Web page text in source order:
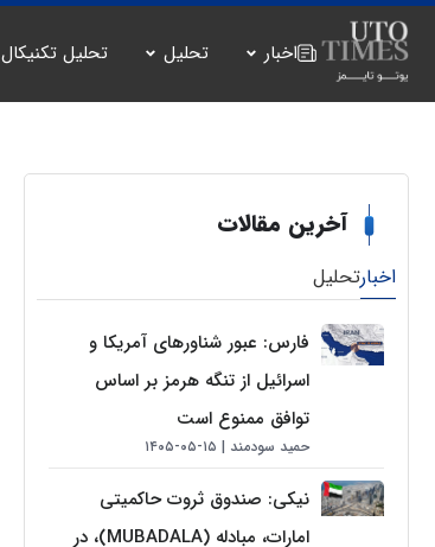
اخبار تحلیل تحلیل تکنیکال
آخرین مقالات
اخبارتحلیل
فارس: عبور شناورهای آمریکا و
اسرائیل از تنگه هرمز بر اساس
توافق ممنوع است
حمید سودمند ۱۵-۰۵-۱۴۰۵
نیکی: صندوق ثروت حاکمیتی
امارات، مبادله (MUBADALA)، در